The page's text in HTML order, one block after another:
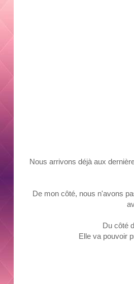
Nous arrivons déjà aux
De mon côté, nous n'avons
Du côté
Elle va pouvoir